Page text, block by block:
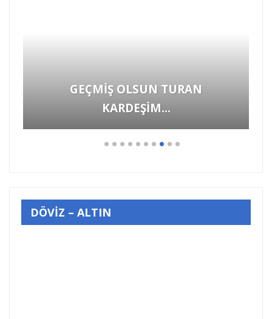
GEÇMİŞ OLSUN TURAN
KARDEŞİM…
DÖVİZ – ALTIN